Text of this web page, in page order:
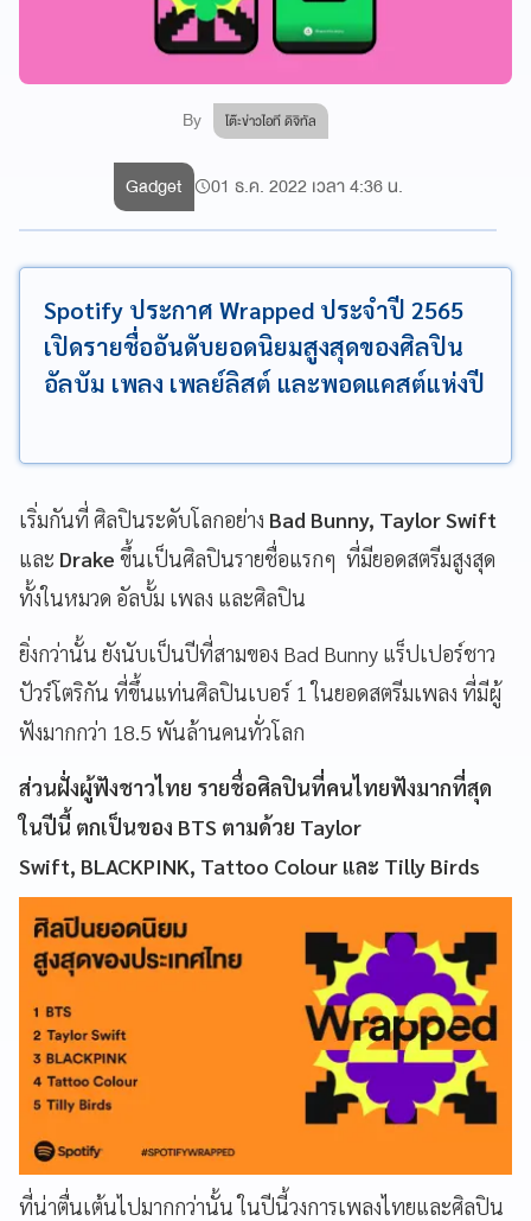
By โต๊ะข่าวไอที ดิจิทัล
Gadget 01 ธ.ค. 2022 เวลา 4:36 น.
Spotify ประกาศ Wrapped ประจำปี 2565
เปิดรายชื่ออันดับยอดนิยมสูงสุดของศิลปิน
อัลบัม เพลง เพลย์ลิสต์ และพอดแคสต์แห่งปี
เริ่มกันที่ ศิลปินระดับโลกอย่าง Bad Bunny, Taylor Swift
และ Drake ขึ้นเป็นศิลปินรายชื่อแรกๆ ที่มียอดสตรีมสูงสุด
ทั้งในหมวด อัลบั้ม เพลง และศิลปิน
ยิ่งกว่านั้น ยังนับเป็นปีที่สามของ Bad Bunny แร็ปเปอร์ชาว
ปัวร์โตริกัน ที่ขึ้นแท่นศิลปินเบอร์ 1 ในยอดสตรีมเพลง ที่มีผู้
ฟังมากกว่า 18.5 พันล้านคนทั่วโลก
ส่วนฝั่งผู้ฟังชาวไทย รายชื่อศิลปินที่คนไทยฟังมากที่สุด
ในปีนี้ ตกเป็นของ BTS ตามด้วย Taylor
Swift, BLACKPINK, Tattoo Colour และ Tilly Birds
ที่น่าตื่นเต้นไปมากกว่านั้น ในปีนี้วงการเพลงไทยและศิลปิน